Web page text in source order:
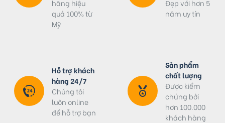
hãng hiệu
quả 100% từ
Mỹ
Đẹp với hơn 5
năm uy tín
Hỗ trợ khách
hàng 24/7
Chúng tôi
luôn online
để hỗ trợ bạn
Sản phẩm
chất lượng
Được kiểm
chứng bởi
hơn 100.000
khách hàng